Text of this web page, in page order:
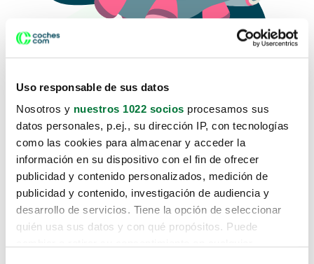
Uso responsable de sus datos
Nosotros y nuestros 1022 socios procesamos sus
datos personales, p.ej., su dirección IP, con tecnologías
como las cookies para almacenar y acceder la
información en su dispositivo con el fin de ofrecer
publicidad y contenido personalizados, medición de
publicidad y contenido, investigación de audiencia y
desarrollo de servicios. Tiene la opción de seleccionar
quién usa sus datos y con qué propósitos. Puede
Lo sentimos, no sabemos como
te hemos traido hasta aquí.
Pero puedes encontrar el coche que estás
buscando en alguno de estos enlaces: